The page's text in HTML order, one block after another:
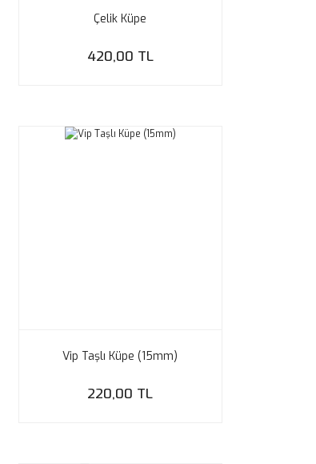
Çelik Küpe
420,00 TL
Vip Taşlı Küpe (15mm)
220,00 TL